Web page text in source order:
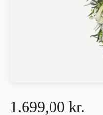
1.699,00 kr.